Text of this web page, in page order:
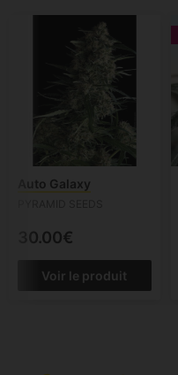
Auto Galaxy
30.00€
Voir le produit